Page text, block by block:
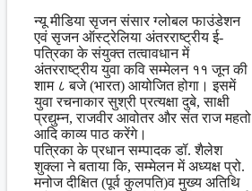
न्यू मीडिया सृजन संसार ग्लोबल फाउंडेशन
एवं सृजन ऑस्ट्रेलिया अंतरराष्ट्रीय ई-
पत्रिका के संयुक्त तत्वावधान में
अंतरराष्ट्रीय युवा कवि सम्मेलन ११ जून की
शाम ८ बजे (भारत) आयोजित होगा। इसमें
युवा रचनाकार सुश्री प्रत्यक्षा दुबे, साक्षी
प्रद्युम्न, राजवीर आवोतर और संत राज महतो
आदि काव्य पाठ करेंगे।
पत्रिका के प्रधान सम्पादक डॉ. शैलेश
शुक्ला ने बताया कि, सम्मेलन में अध्यक्ष प्रो.
मनोज दीक्षित (पूर्व कुलपति)व मुख्य अतिथि